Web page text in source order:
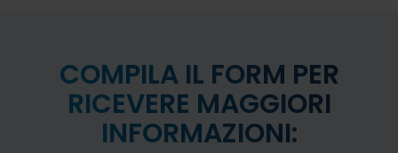
COMPILA IL FORM PER
RICEVERE MAGGIORI
INFORMAZIONI: